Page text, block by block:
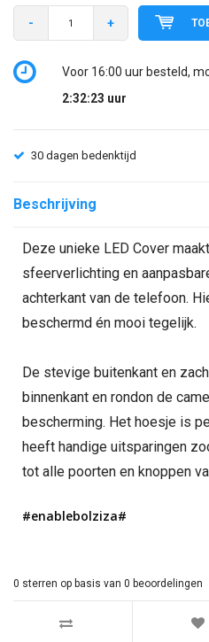
- +
Voor 16:00 uur besteld,
2:32:23 uur
30 dagen bedenktijd
Beschrijving
Deze unieke LED Cover
sfeerverlichting en
achterkant van de telefoon.
beschermd én mooi tegelijk.
De stevige buitenkant en
binnenkant en rondon de
bescherming. Het hoesje is
heeft handige uitsparingen
tot alle poorten en knoppen
#enablebolziza#
0 sterren op basis van 0 beoordelingen